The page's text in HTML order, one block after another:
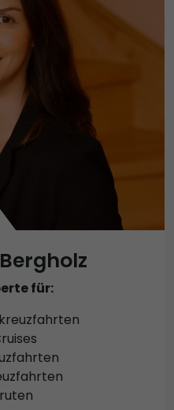
für: